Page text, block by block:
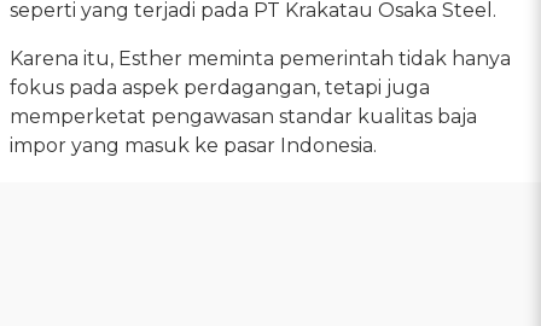
seperti yang terjadi pada PT Krakatau Osaka Steel.
Karena itu, Esther meminta pemerintah tidak hanya
fokus pada aspek perdagangan, tetapi juga
memperketat pengawasan standar kualitas baja
impor yang masuk ke pasar Indonesia.